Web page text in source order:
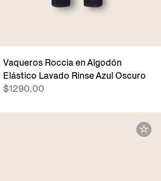
Vaqueros Roccia en Algodón
Elástico Lavado Rinse Azul Oscuro
$1290.00